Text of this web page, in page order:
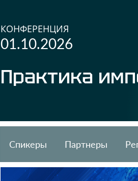
КОНФЕРЕНЦИЯ
01.10.2026
Практика
Спикеры Партнеры